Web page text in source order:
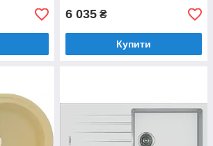
6 035 ₴
Купити